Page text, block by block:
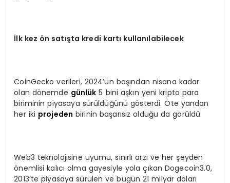
İlk kez ön satışta kredi kartı kullanılabilecek
CoinGecko verileri, 2024’ün başından nisana kadar
olan dönemde günlük 5 bini aşkın yeni kripto para
biriminin piyasaya sürüldüğünü gösterdi. Öte yandan
her iki projeden birinin başarısız olduğu da görüldü.
Web3 teknolojisine uyumu, sınırlı arzı ve her şeyden
önemlisi kalıcı olma gayesiyle yola çıkan Dogecoin3.0,
2013’te piyasaya sürülen ve bugün 21 milyar doları